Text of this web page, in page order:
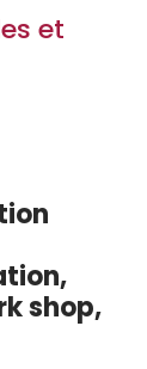
et
shop,